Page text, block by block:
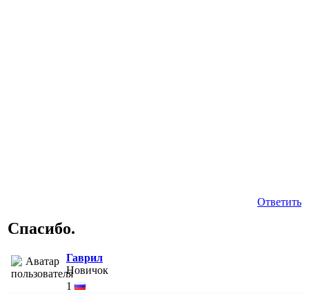
Ответить
Спасибо.
Гаврил
Новичок
1